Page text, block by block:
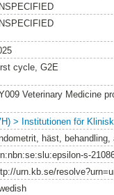
cycle, G2E
Veterinary Medicine
> Institutionen för
häst,
s-
urn.kb.se/